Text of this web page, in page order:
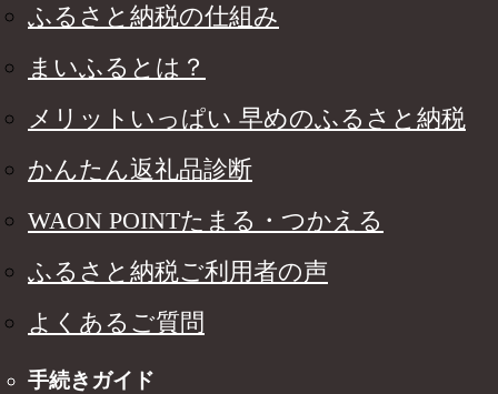
ふるさと納税の仕組み
まいふるとは？
メリットいっぱい 早めのふるさと納税
かんたん返礼品診断
WAON POINTたまる・つかえる
ふるさと納税ご利用者の声
よくあるご質問
手続きガイド